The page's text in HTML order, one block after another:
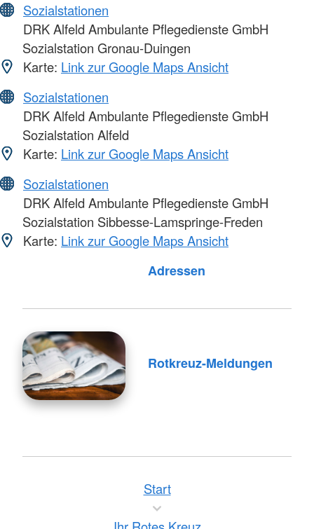
Sozialstationen
DRK Alfeld Ambulante Pflegedienste GmbH
Sozialstation Gronau-Duingen
Karte: Link zur Google Maps Ansicht
Sozialstationen
DRK Alfeld Ambulante Pflegedienste GmbH
Sozialstation Alfeld
Karte: Link zur Google Maps Ansicht
Sozialstationen
DRK Alfeld Ambulante Pflegedienste GmbH
Sozialstation Sibbesse-Lamspringe-Freden
Karte: Link zur Google Maps Ansicht
Adressen
Rotkreuz-Meldungen
Start